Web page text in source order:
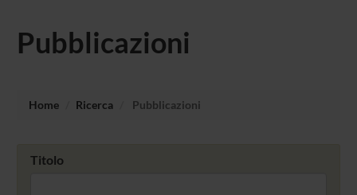
Pubblicazioni
Home Ricerca Pubblicazioni
Titolo